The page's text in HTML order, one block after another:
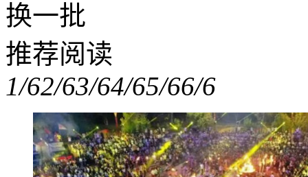
换一批
推荐阅读
1/62/63/64/65/66/6